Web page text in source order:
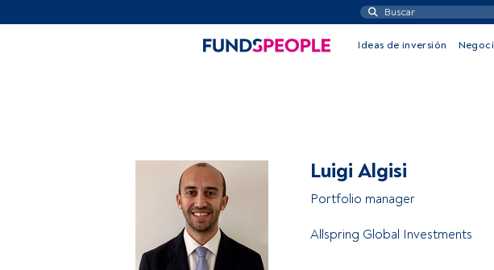
Ideas de inversión
Luigi Algisi
Portfolio manager
Allspring Global Investments